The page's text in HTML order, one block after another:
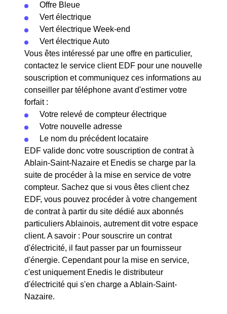
Offre Bleue
Vert électrique
Vert électrique Week-end
Vert électrique Auto
Vous êtes intéressé par une offre en particulier,
contactez le service client EDF pour une nouvelle
souscription et communiquez ces informations au
conseiller par téléphone avant d'estimer votre
forfait :
Votre relevé de compteur électrique
Votre nouvelle adresse
Le nom du précédent locataire
EDF valide donc votre souscription de contrat à
Ablain-Saint-Nazaire et Enedis se charge par la
suite de procéder à la mise en service de votre
compteur. Sachez que si vous êtes client chez
EDF, vous pouvez procéder à votre changement
de contrat à partir du site dédié aux abonnés
particuliers Ablainois, autrement dit votre espace
client. A savoir : Pour souscrire un contrat
d'électricité, il faut passer par un fournisseur
d'énergie. Cependant pour la mise en service,
c'est uniquement Enedis le distributeur
d'électricité qui s'en charge a Ablain-Saint-
Nazaire.